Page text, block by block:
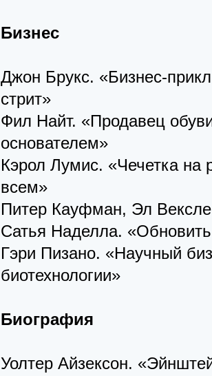
Бизнес
Джон Брукс. «Бизнес-
стрит»
Фил Найт. «Продавец
основателем»
Кэрол Лумис. «Чечетка на
всем»
Питер Кауфман, Эл
Сатья Наделла.
Гэри Пизано. «Научный
биотехнологии»
Биография
Уолтер Айзексон.